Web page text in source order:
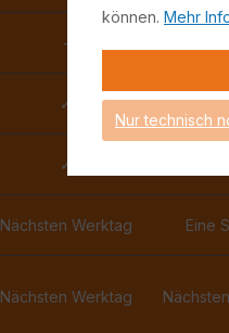
-
✓
✓
Nächsten Werktag
Eine
Nächsten Werktag
können. Mehr
Nur technisch